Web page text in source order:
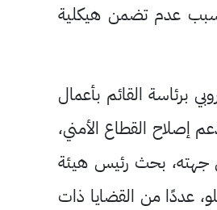
بسبب عدم تضمن هيكلية
برئاسة القائم بأعمال
إصلاح القطاع الأمني،
جهته، بحث رئيس هيئة
عددًا من القضايا ذات